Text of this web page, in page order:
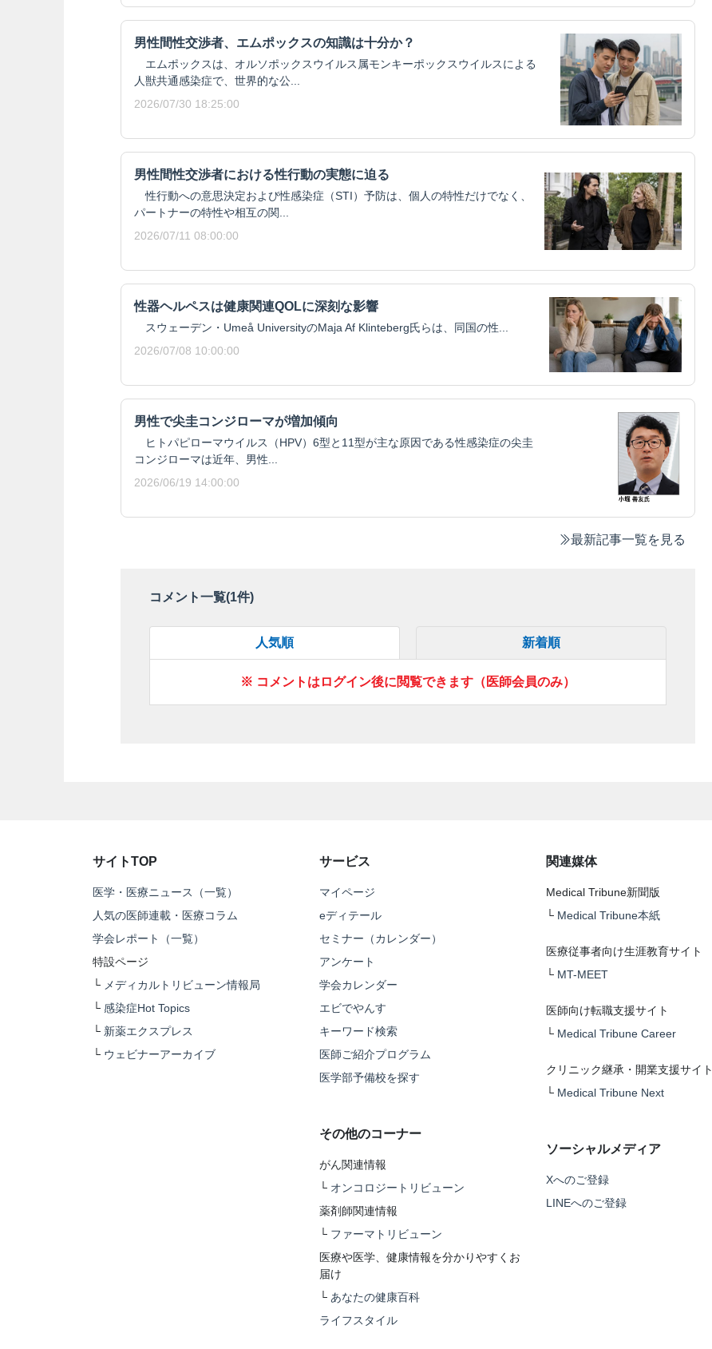
男性間性交渉者、エムポックスの知識は十分か？
エムポックスは、オルソポックスウイルス属モンキーポックスウイルスによる
人獣共通感染症で、世界的な公...
2026/07/30 18:25:00
男性間性交渉者における性行動の実態に迫る
性行動への意思決定および性感染症（STI）予防は、個人の特性だけでなく、
パートナーの特性や相互の関...
2026/07/11 08:00:00
性器ヘルペスは健康関連QOLに深刻な影響
スウェーデン・Umeå UniversityのMaja Af Klinteberg氏らは、同国の性...
2026/07/08 10:00:00
男性で尖圭コンジローマが増加傾向
ヒトパピローマウイルス（HPV）6型と11型が主な原因である性感染症の尖圭
コンジローマは近年、男性...
2026/06/19 14:00:00
最新記事一覧を見る
コメント一覧(1件)
人気順 新着順
※ コメントはログイン後に閲覧できます（医師会員のみ）
サイトTOP
医学・医療ニュース（一覧）
人気の医師連載・医療コラム
学会レポート（一覧）
特設ページ
└ メディカルトリビューン情報局
└ 感染症Hot Topics
└ 新薬エクスプレス
└ ウェビナーアーカイブ
サービス
マイページ
eディテール
セミナー（カレンダー）
アンケート
学会カレンダー
エビでやんす
キーワード検索
医師ご紹介プログラム
医学部予備校を探す
その他のコーナー
がん関連情報
└ オンコロジートリビューン
薬剤師関連情報
└ ファーマトリビューン
医療や医学、健康情報を分かりやすくお
届け
└ あなたの健康百科
ライフスタイル
関連媒体
Medical Tribune新聞版
└ Medical Tribune本紙
医療従事者向け生涯教育サイト
└ MT-MEET
医師向け転職支援サイト
└ Medical Tribune Career
クリニック継承・開業支援サイト
└ Medical Tribune Next
ソーシャルメディア
Xへのご登録
LINEへのご登録